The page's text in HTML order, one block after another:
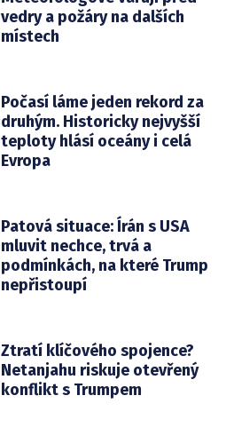
vedry a požáry na dalších
místech
Počasí láme jeden rekord za
druhým. Historicky nejvyšší
teploty hlásí oceány i celá
Evropa
Patová situace: Írán s USA
mluvit nechce, trvá a
podmínkách, na které Trump
nepřistoupí
Ztratí klíčového spojence?
Netanjahu riskuje otevřený
konflikt s Trumpem